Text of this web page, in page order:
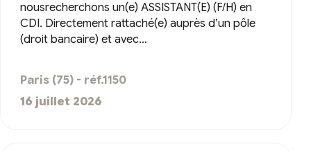
nousrecherchons un(e) ASSISTANT(E) (F/H) en
CDI. Directement rattaché(e) auprès d’un pôle
(droit bancaire) et avec…
Paris (75) - réf.1150
16 juillet 2026